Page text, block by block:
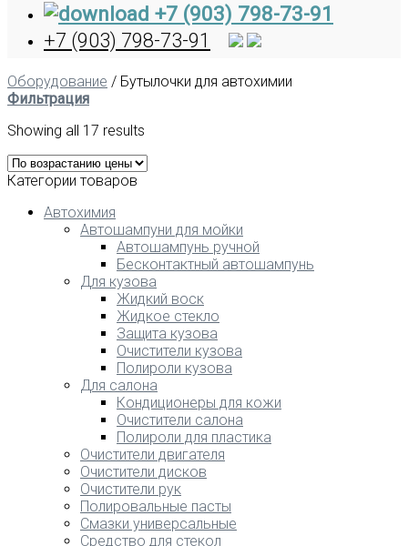
+7 (903) 798-73-91
+7 (903) 798-73-91
Оборудование / Бутылочки для автохимии
Фильтрация
Showing all 17 results
Категории товаров
Автохимия
Автошампуни для мойки
Автошампунь ручной
Бесконтактный автошампунь
Для кузова
Жидкий воск
Жидкое стекло
Защита кузова
Очистители кузова
Полироли кузова
Для салона
Кондиционеры для кожи
Очистители салона
Полироли для пластика
Очистители двигателя
Очистители дисков
Очистители рук
Полировальные пасты
Смазки универсальные
Средство для стекол